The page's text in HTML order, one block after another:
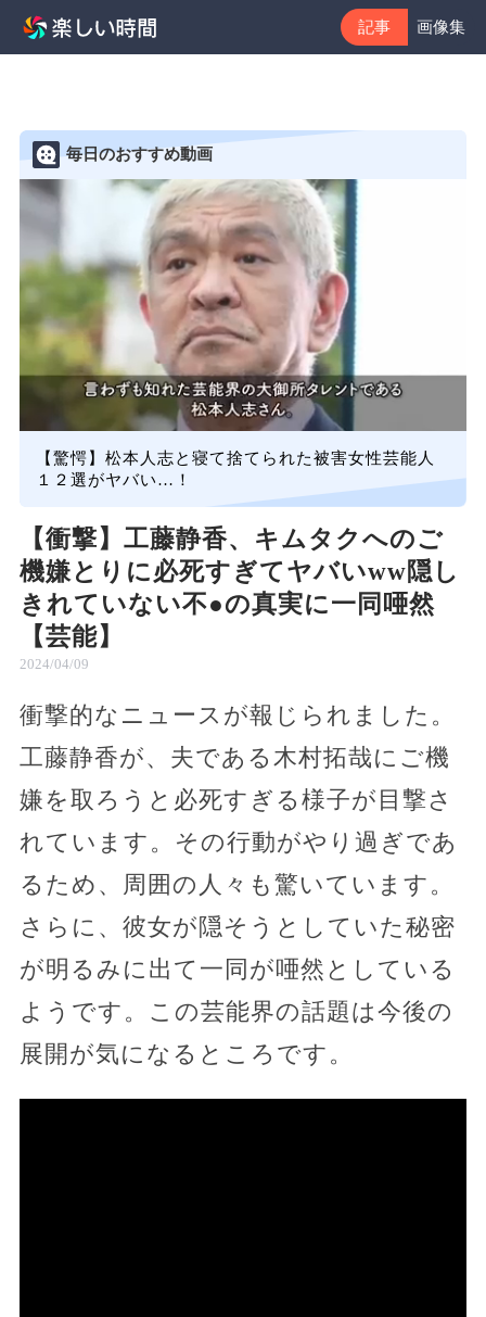
記事 画像集
毎日のおすすめ動画
【驚愕】松本人志と寝て捨てられた被害女性芸能人
１２選がヤバい…！
【衝撃】工藤静香、キムタクへのご
機嫌とりに必死すぎてヤバいww隠し
きれていない不●の真実に一同唖然
【芸能】
2024/04/09
衝撃的なニュースが報じられました。
工藤静香が、夫である木村拓哉にご機
嫌を取ろうと必死すぎる様子が目撃さ
れています。その行動がやり過ぎであ
るため、周囲の人々も驚いています。
さらに、彼女が隠そうとしていた秘密
が明るみに出て一同が唖然としている
ようです。この芸能界の話題は今後の
展開が気になるところです。